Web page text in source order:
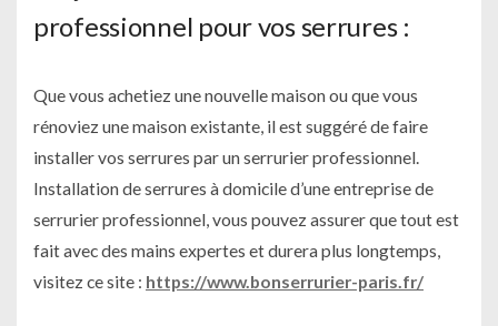
professionnel pour vos serrures :
Que vous achetiez une nouvelle maison ou que vous
rénoviez une maison existante, il est suggéré de faire
installer vos serrures par un serrurier professionnel.
Installation de serrures à domicile d’une entreprise de
serrurier professionnel, vous pouvez assurer que tout est
fait avec des mains expertes et durera plus longtemps,
visitez ce site : https://www.bonserrurier-paris.fr/